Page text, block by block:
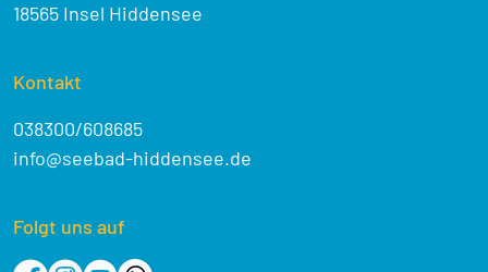
18565 Insel Hiddensee
Kontakt
038300/608685
info@seebad-hiddensee.de
Folgt uns auf